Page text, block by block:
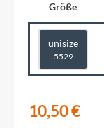
Größe
unisize
5529
10,50 €